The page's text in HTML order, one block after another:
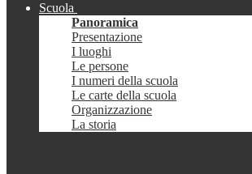
Scuola
Panoramica
Presentazione
I luoghi
Le persone
I numeri della scuola
Le carte della scuola
Organizzazione
La storia